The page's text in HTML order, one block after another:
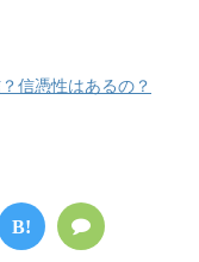
信憑性はあるの？
B!